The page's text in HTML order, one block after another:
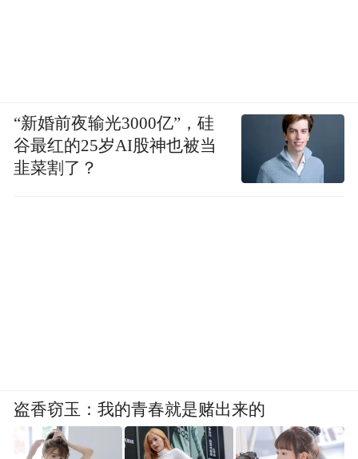
“新婚前夜输光3000亿”，硅
谷最红的25岁AI股神也被当
韭菜割了？
盗香窃玉：我的青春就是赌出来的